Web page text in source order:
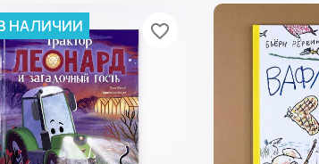
НАЛИЧИИ favorite_border